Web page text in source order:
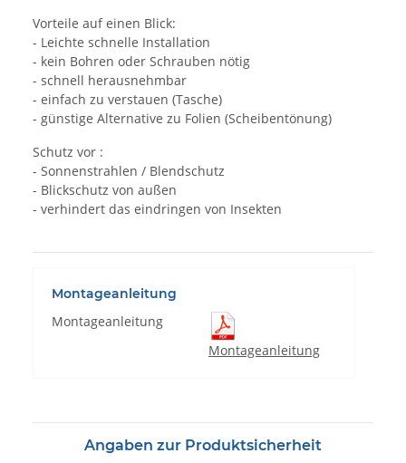
Vorteile auf einen Blick:
- Leichte schnelle Installation
- kein Bohren oder Schrauben nötig
- schnell herausnehmbar
- einfach zu verstauen (Tasche)
- günstige Alternative zu Folien (Scheibentönung)
Schutz vor :
- Sonnenstrahlen / Blendschutz
- Blickschutz von außen
- verhindert das eindringen von Insekten
Montageanleitung
Montageanleitung
Montageanleitung
Angaben zur Produktsicherheit